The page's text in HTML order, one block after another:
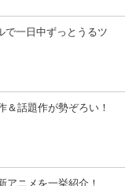
で一日中ずっとうるツ
＆話題作が勢ぞろい！
アニメを一挙紹介！